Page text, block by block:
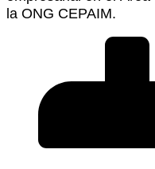
la ONG CEPAIM.